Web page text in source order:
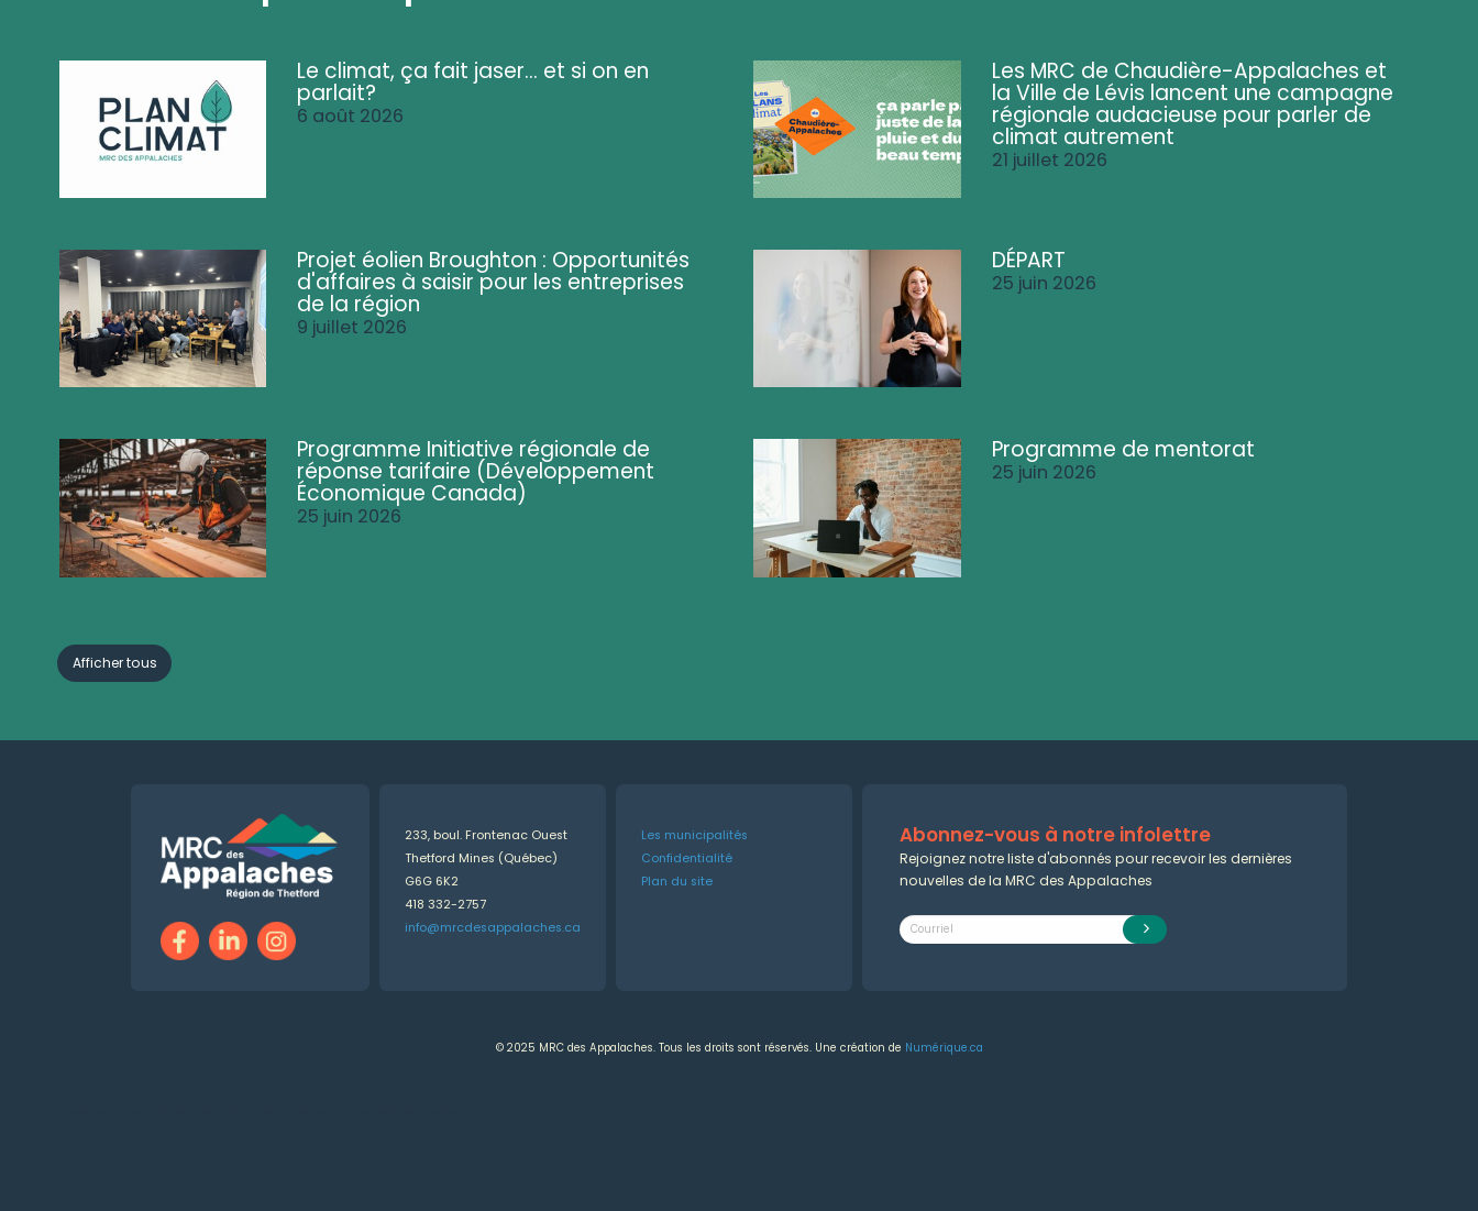
Le climat, ça fait jaser... et si on en
parlait?
6 août 2026
Les MRC de Chaudière-Appalaches et
la Ville de Lévis lancent une campagne
régionale audacieuse pour parler de
climat autrement
21 juillet 2026
Projet éolien Broughton : Opportunités
d'affaires à saisir pour les entreprises
de la région
9 juillet 2026
DÉPART
25 juin 2026
Programme Initiative régionale de
réponse tarifaire (Développement
Économique Canada)
25 juin 2026
Programme de mentorat
25 juin 2026
Afficher tous
233, boul. Frontenac Ouest
Thetford Mines (Québec)
G6G 6K2
418 332-2757
info@mrcdesappalaches.ca
Les municipalités
Confidentialité
Plan du site
Abonnez-vous à notre infolettre
Rejoignez notre liste d'abonnés pour recevoir les dernières
nouvelles de la MRC des Appalaches
© 2025 MRC des Appalaches. Tous les droits sont réservés. Une création de Numérique.ca